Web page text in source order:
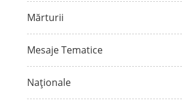
Mărturii
Mesaje Tematice
Naționale